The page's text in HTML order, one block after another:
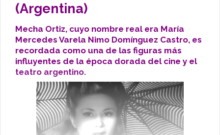
(Argentina)
Mecha Ortiz, cuyo nombre real era María
Mercedes Varela Nimo Domínguez Castro, es
recordada como una de las figuras más
influyentes de la época dorada del cine y el
teatro argentino.